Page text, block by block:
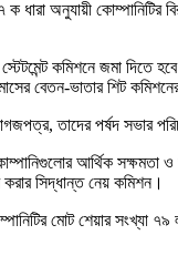
অনুযায়ী কোম্পানিটির
কমিশনে জমা
বেতন-ভাতার শিট
তাদের পর্ষদ
আর্থিক সক্ষমতা ও
করার সিদ্ধান্ত নেয় কমিশন।
মোট শেয়ার সংখ্যা